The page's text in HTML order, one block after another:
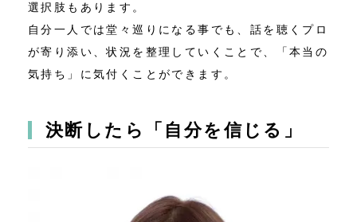
選択肢もあります。
自分一人では堂々巡りになる事でも、話を聴くプロ
が寄り添い、状況を整理していくことで、「本当の
気持ち」に気付くことができます。
決断したら「自分を信じる」